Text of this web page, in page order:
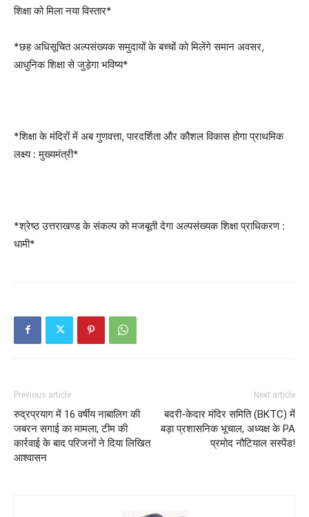
शिक्षा को मिला नया विस्तार*
*छह अधिसूचित अल्पसंख्यक समुदायों के बच्चों को मिलेंगे समान अवसर,
आधुनिक शिक्षा से जुड़ेगा भविष्य*
*शिक्षा के मंदिरों में अब गुणवत्ता, पारदर्शिता और कौशल विकास होगा प्राथमिक
लक्ष्य : मुख्यमंत्री*
*श्रेष्ठ उत्तराखण्ड के संकल्प को मजबूती देगा अल्पसंख्यक शिक्षा प्राधिकरण :
धामी*
Previous article
रुद्रप्रयाग में 16 वर्षीय नाबालिग की
जबरन सगाई का मामला, टीम की
कार्रवाई के बाद परिजनों ने दिया लिखित
आश्वासन
Next article
बदरी-केदार मंदिर समिति (BKTC) में
बड़ा प्रशासनिक भूचाल, अध्यक्ष के PA
प्रमोद नौटियाल सस्पेंड!